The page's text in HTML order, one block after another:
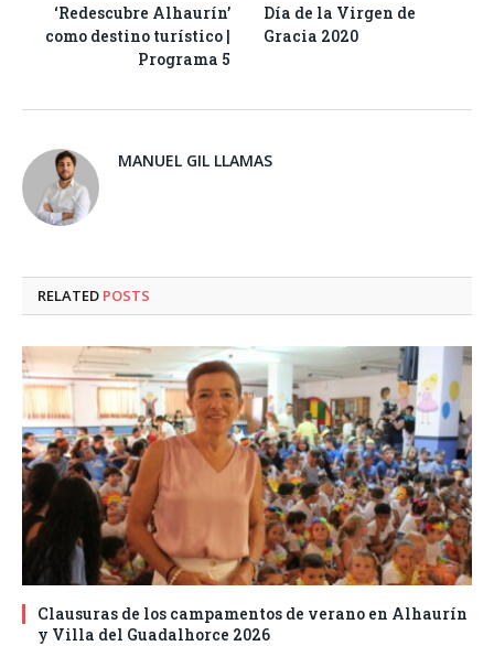
‘Redescubre Alhaurín’
como destino turístico |
Programa 5
Día de la Virgen de
Gracia 2020
MANUEL GIL LLAMAS
RELATED POSTS
Clausuras de los campamentos de verano en Alhaurín
y Villa del Guadalhorce 2026